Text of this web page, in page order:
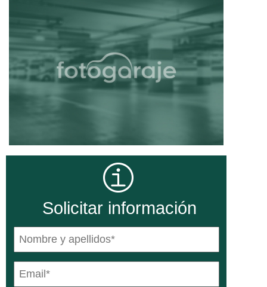
Solicitar información